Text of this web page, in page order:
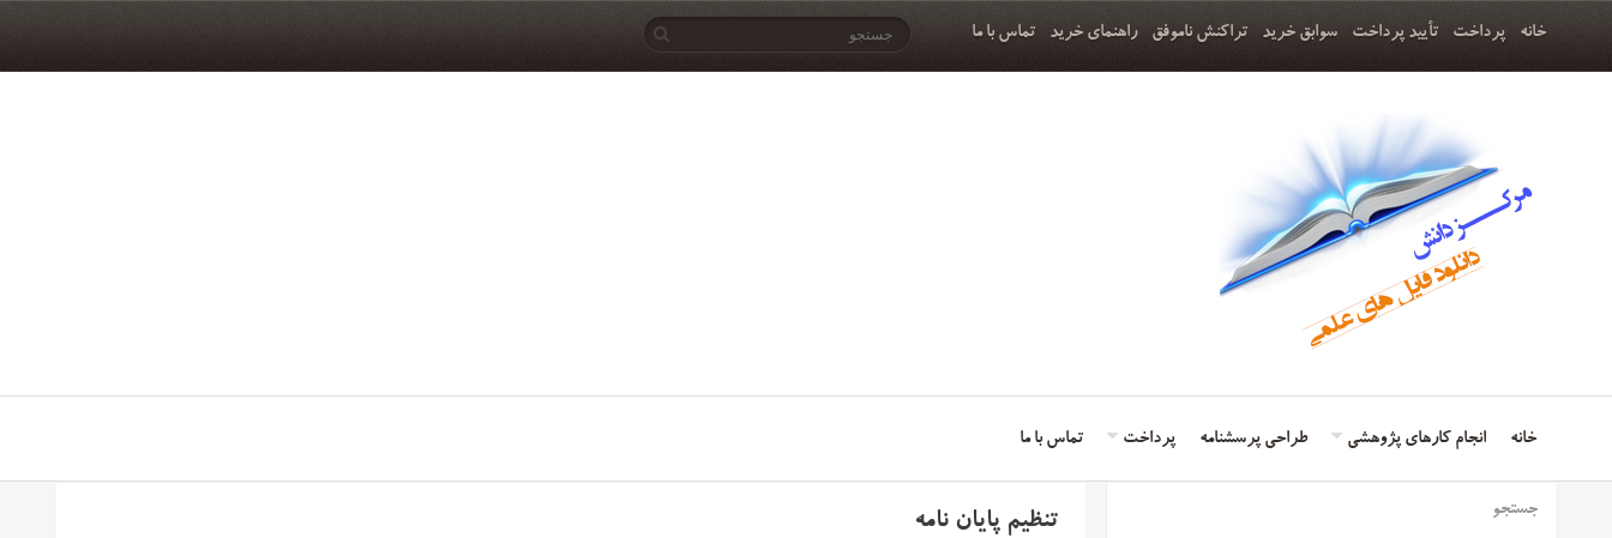
خانه پرداخت تأیید پرداخت سوابق خرید تراکنش ناموفق راهنمای خرید تماس با ما
خانه انجام کارهای پژوهشی طراحی پرسشنامه پرداخت تماس با ما
تنظیم پایان نامه جستجو